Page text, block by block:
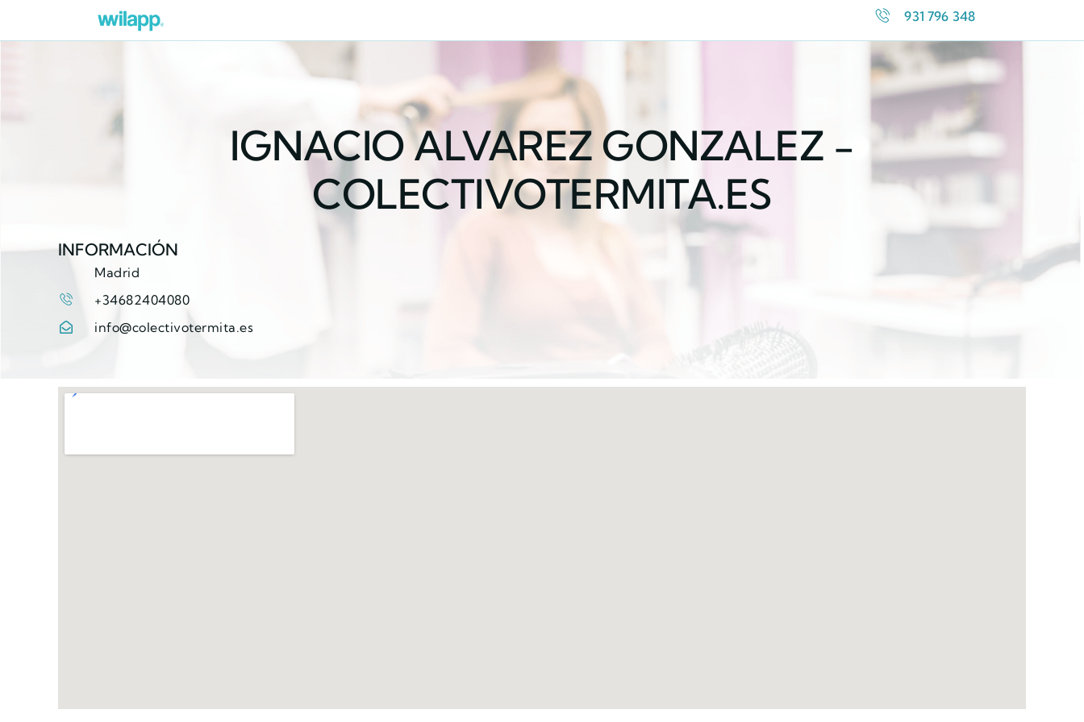
931 796 348
IGNACIO ALVAREZ GONZALEZ -
COLECTIVOTERMITA.ES
INFORMACIÓN
Madrid
+34682404080
info@colectivotermita.es